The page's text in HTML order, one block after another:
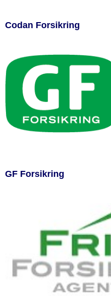
Codan Forsikring
GF Forsikring